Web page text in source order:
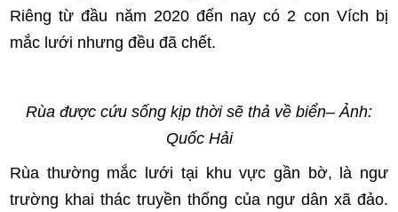
Riêng từ đầu năm 2020 đến nay có 2 con Vích bị
mắc lưới nhưng đều đã chết.
Rùa được cứu sống kịp thời sẽ thả về biển– Ảnh:
Quốc Hải
Rùa thường mắc lưới tại khu vực gần bờ, là ngư
trường khai thác truyền thống của ngư dân xã đảo.